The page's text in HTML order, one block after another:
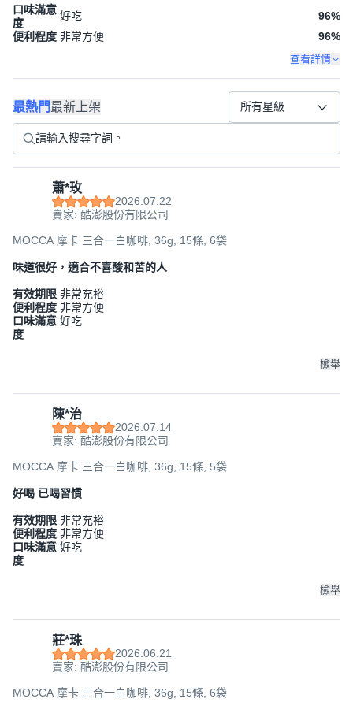
口味滿意
度
好吃 96%
便利程度 非常方便 96%
查看詳情
最熱門最新上架 所有星級
蕭*玫
2026.07.22
賣家: 酷澎股份有限公司
MOCCA 摩卡 三合一白咖啡, 36g, 15條, 6袋
味道很好，適合不喜酸和苦的人
有效期限 非常充裕
便利程度 非常方便
口味滿意
度
好吃
檢舉
陳*治
2026.07.14
賣家: 酷澎股份有限公司
MOCCA 摩卡 三合一白咖啡, 36g, 15條, 5袋
好喝 已喝習慣
有效期限 非常充裕
便利程度 非常方便
口味滿意
度
好吃
檢舉
莊*珠
2026.06.21
賣家: 酷澎股份有限公司
MOCCA 摩卡 三合一白咖啡, 36g, 15條, 6袋